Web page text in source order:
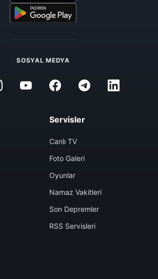
SOSYAL MEDYA
Servisler
Canlı TV
Foto Galeri
Oyunlar
Namaz Vakitleri
Son Depremler
RSS Servisleri